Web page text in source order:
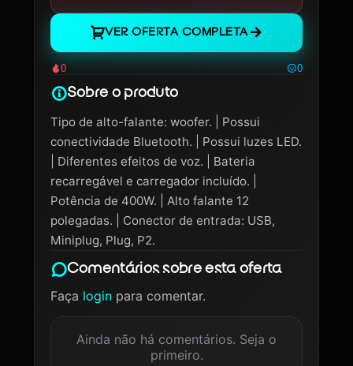
VER OFERTA COMPLETA
0 0
Sobre o produto
Tipo de alto-falante: woofer. | Possui
conectividade Bluetooth. | Possui luzes LED.
| Diferentes efeitos de voz. | Bateria
recarregável e carregador incluído. |
Potência de 400W. | Alto falante 12
polegadas. | Conector de entrada: USB,
Miniplug, Plug, P2.
Comentários sobre esta oferta
Faça loginpara comentar.
Ainda não há comentários. Seja o
primeiro.